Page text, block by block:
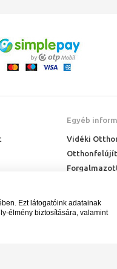
Egyéb
Vidéki
Adatkezelési
Ezt látogatóink adatainak
élmény biztosítására, valamint